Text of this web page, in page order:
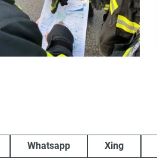
Whatsapp Xing